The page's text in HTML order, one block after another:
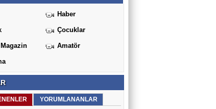
Haber
Çocuklar
Amatör
YORUMLANANLAR